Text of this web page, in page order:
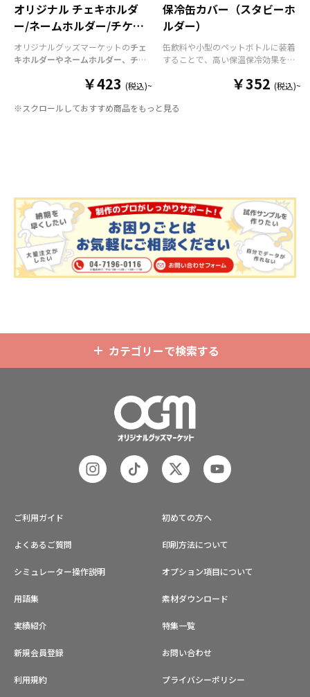
オリジナル チェキホルダ
ー/ネームホルダー/チケッ
トホルダー
オリジナルグッズマーケットのチェ
キホルダーやネームホルダー、チケ
ダーパーツを組み合わせた今まであ
です。透明度が高く美しいアクリル
た自由な形状で制作することができ
ます。また長さ調整と安全機能が付
いたネックストラップが標準で付属
します。オプションでチャームを追
加したり、ストラップをキーホルダ
ーに変更することも可能です。 アニ
メ、エンタメ、スポーツ、官公庁、
様から企業・業者のかた問わずお気
￥423 (税込)~
保冷缶カバー（スタビーホ
ルダー）
缶飲料や小型のペットボトルに装着
することで、高い保温保冷効果を発
ダー）をOEM製作できます。使わな
携帯性に優れています。オールシー
で、短納期・小ロットでの対応が可
能です。グッズ制作の専門スタッフ
がしっかりサポートいたしますの
で、ご不明点がありましたらお気軽
にご相談ください。
￥352 (税込)~
※スクロールしておすすめ商品をもっと見る
カテゴリーで検索する
ご利用ガイド 初めての方へ
よくあるご質問 印刷方法について
シミュレーター操作説明 オプション項目について
用語集 素材ダウンロード
実績紹介 特集一覧
新規会員登録 お問い合わせ
利用規約 プライバシーポリシー